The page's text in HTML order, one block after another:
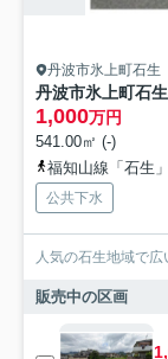
丹波市氷上町石生
丹波市氷上町石
1,000万円
541.00㎡ (-)
福知山線「石生
公共下水
人気の石生地域で
販売中の区画